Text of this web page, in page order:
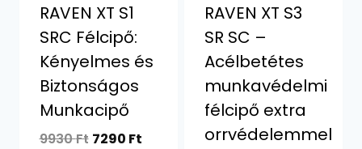
RAVEN XT S1
SRC Félcipő:
Kényelmes és
Biztonságos
Munkacipő
9930Ft Original
7290 FtCurrent
RAVEN XT S3
SR SC –
Acélbetétes
munkavédelmi
félcipő extra
orrvédelemmel